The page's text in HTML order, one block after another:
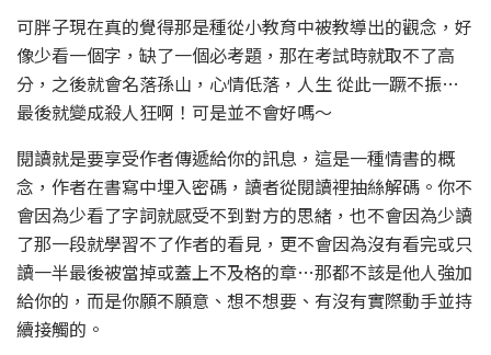
可胖子現在真的覺得那是種從小教育中被教導出的觀念，好
像少看一個字，缺了一個必考題，那在考試時就取不了高
分，之後就會名落孫山，心情低落，人生 從此一蹶不振…
最後就變成殺人狂啊！可是並不會好嗎～
閱讀就是要享受作者傳遞給你的訊息，這是一種情書的概
念，作者在書寫中埋入密碼，讀者從閱讀裡抽絲解碼。你不
會因為少看了字詞就感受不到對方的思緒，也不會因為少讀
了那一段就學習不了作者的看見，更不會因為沒有看完或只
讀一半最後被當掉或蓋上不及格的章…那都不該是他人強加
給你的，而是你願不願意、想不想要、有沒有實際動手並持
續接觸的。